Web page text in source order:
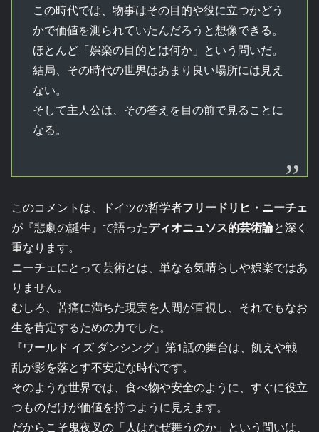
この時代では、物事はその目的や役に立つかどう
かで価値を測られていたんだろうと想像できる。
ほとんど「娯楽の目的とは何か」という問いだ。
結局、その時代の世界はあまり良い場所には見え
ない。
そして主人公は、その答えを目の前で見ることに
なる。
このコメントは、ドイツの哲学者フリードリヒ・ニーチェ
が『悲劇の誕生』で語ったディオニュソス的芸術論と深く
重なります。
ニーチェにとって芸術とは、単なる気晴らしや娯楽ではあ
りません。
むしろ、苦痛に満ちた現実を人間が直視し、それでもなお
生を肯定するための力でした。
『ワールド イズ ダンシング』第1話の舞台は、飢えや戦
乱が影を落とす不安定な時代です。
そのような世界では、食べ物や安全のように、すぐに役立
つものだけが価値を持つように見えます。
だからこそ鬼夜叉の「人はなぜ舞うのか」という問いは、